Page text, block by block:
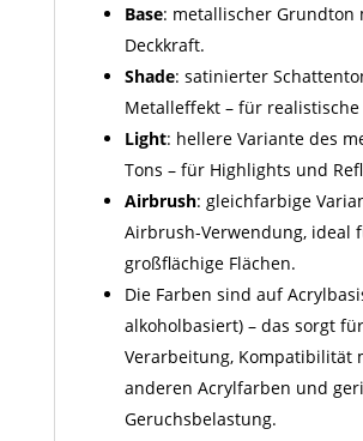
Base: metallischer Grundton
Deckkraft.
Shade: satinierter
Metall­effekt – für realistische
Light: hellere Variante des
Tons – für Highlights und
Airbrush: gleichfarbige
Airbrush-Verwendung, ideal
großflächige Flächen.
Die Farben sind auf
alkoholbasiert) – das sorgt
Verarbeitung, Kompatibilität
anderen Acrylfarben und
Geruchsbelastung.